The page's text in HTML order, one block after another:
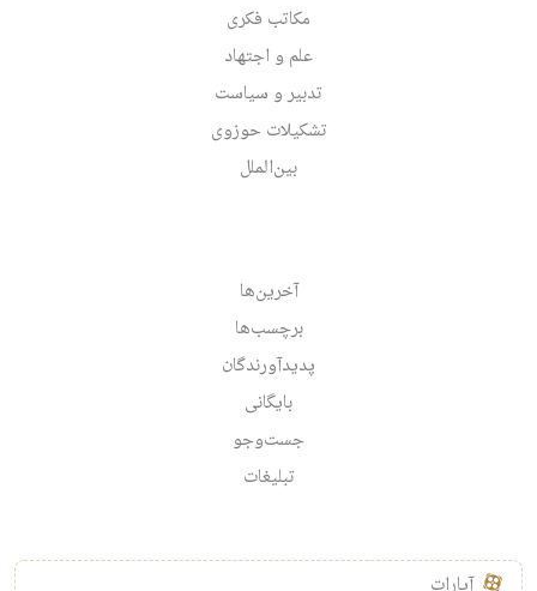
مکاتب فکری
علم و اجتهاد
تدبیر و سیاست
تشکیلات حوزوی
بین‌الملل
آخرین‌ها
برچسب‌ها
پدیدآورندگان
بایگانی
جست‌وجو
تبلیغات